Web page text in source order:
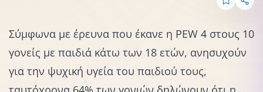
Σύμφωνα με έρευνα που έκανε η PEW 4 στους 10
γονείς με παιδιά κάτω των 18 ετών, ανησυχούν
για την ψυχική υγεία του παιδιού τους,